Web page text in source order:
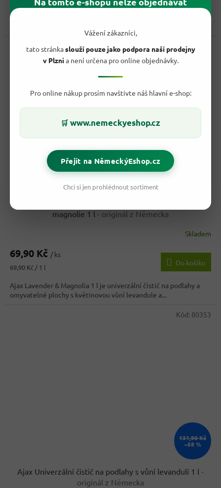
Vážení zákazníci,
tato stránkaslouží pouze jako podpora naší prodejny
v Plznia není určena pro online objednávky.
Pro online nákup prosím navštivte náš hlavní e-shop:
🛒 www.nemeckyeshop.cz
Přejít na NěmeckýEshop.cz
Chci si jen prohlédnout sortiment
cena:
Zářivě čisté podlahy a květinová vůně, která přetrvá až 24 hodin.
magnolie 1 l - originál z Německa
Skladem
69,90 Kč / ks
Měrná
69,90 Kč / 1 l
Do košíku
Ajax Lavender & Magnolia 1 l je univerzální čistič na podlahy a
omyvatelné plochy s květinovou vůní levandule a...
Kód:
131,90 Kč
–58 %
Ajax Univerzální čistič na podlahy s vůní levandulí 1 l -
originál z Německa
Kód: 80353